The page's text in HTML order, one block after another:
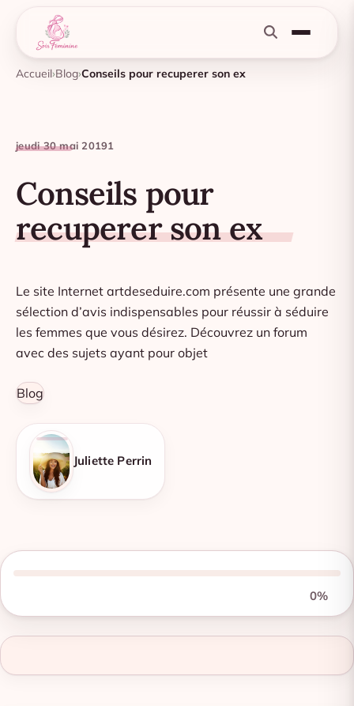
Accueil Blog Conseils pour recuperer son ex
jeudi 30 mai 20191
Conseils pour
recuperer son ex
Le site Internet artdeseduire.com présente une grande
sélection d’avis indispensables pour réussir à séduire
les femmes que vous désirez. Découvrez un forum
avec des sujets ayant pour objet
Blog
Juliette Perrin
0%